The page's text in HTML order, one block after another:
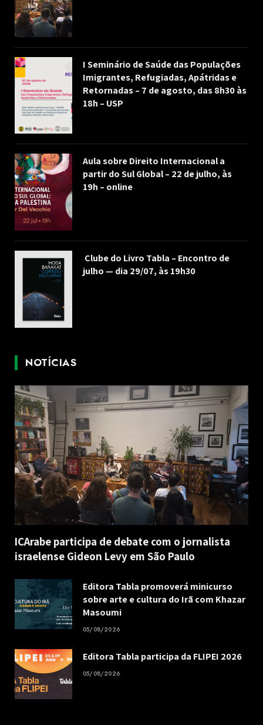
I Seminário de Saúde das Populações
Imigrantes, Refugiadas, Apátridas e
Retornadas – 7 de agosto, das 8h30 às
18h – USP
Aula sobre Direito Internacional a
partir do Sul Global – 22 de julho, às
19h – online
Clube do Livro Tabla – Encontro de
julho — dia 29/07, às 19h30
NOTÍCIAS
ICArabe participa de debate com o jornalista
israelense Gideon Levy em São Paulo
Editora Tabla promoverá minicurso
sobre arte e cultura do Irã com Khazar
Masoumi
05/08/2026
Editora Tabla participa da FLIPEI 2026
05/08/2026